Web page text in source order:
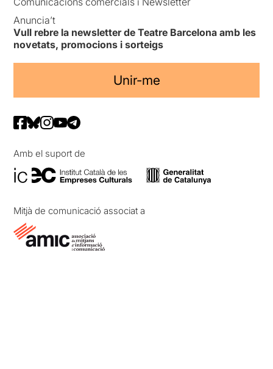
Anuncia’t
Vull rebre la newsletter de Teatre Barcelona amb les
novetats, promocions i sorteigs
Unir-me
Amb el suport de
Mitjà de comunicació associat a